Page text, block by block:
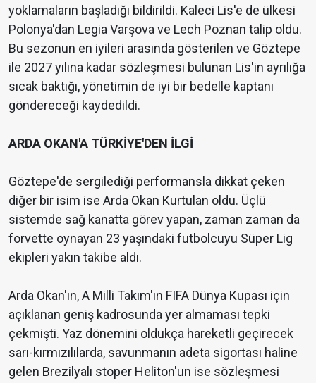
yoklamaların başladığı bildirildi. Kaleci Lis'e de ülkesi
Polonya'dan Legia Varşova ve Lech Poznan talip oldu.
Bu sezonun en iyileri arasında gösterilen ve Göztepe
ile 2027 yılına kadar sözleşmesi bulunan Lis'in ayrılığa
sıcak baktığı, yönetimin de iyi bir bedelle kaptanı
göndereceği kaydedildi.
ARDA OKAN'A TÜRKİYE'DEN İLGİ
Göztepe'de sergilediği performansla dikkat çeken
diğer bir isim ise Arda Okan Kurtulan oldu. Üçlü
sistemde sağ kanatta görev yapan, zaman zaman da
forvette oynayan 23 yaşındaki futbolcuyu Süper Lig
ekipleri yakın takibe aldı.
Arda Okan'ın, A Milli Takım'ın FIFA Dünya Kupası için
açıklanan geniş kadrosunda yer almaması tepki
çekmişti. Yaz dönemini oldukça hareketli geçirecek
sarı-kırmızılılarda, savunmanın adeta sigortası haline
gelen Brezilyalı stoper Heliton'un ise sözleşmesi